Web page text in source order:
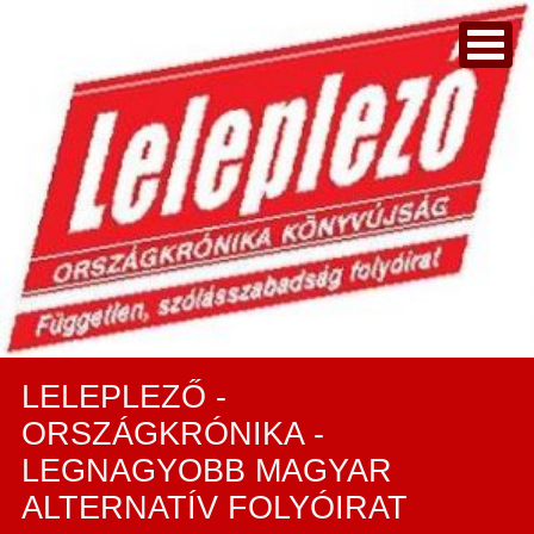
LELEPLEZŐ -
ORSZÁGKRÓNIKA -
LEGNAGYOBB MAGYAR
ALTERNATÍV FOLYÓIRAT